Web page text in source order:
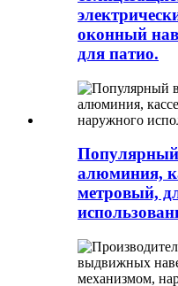
оконный
для патио.
алюминия,
метровый,